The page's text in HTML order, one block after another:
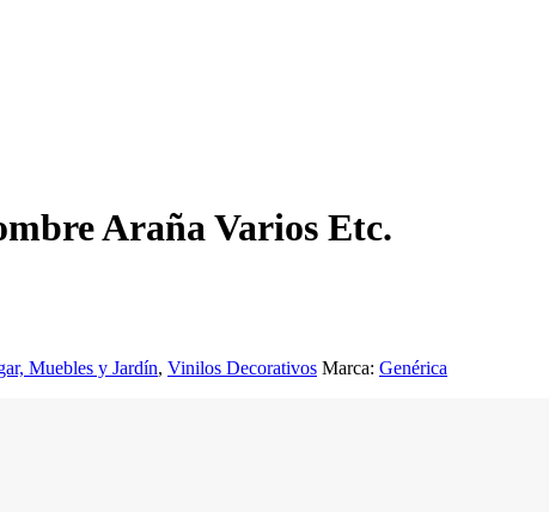
Araña Varios Etc.
Muebles y Jardín, Vinilos Decorativos Marca: Genérica